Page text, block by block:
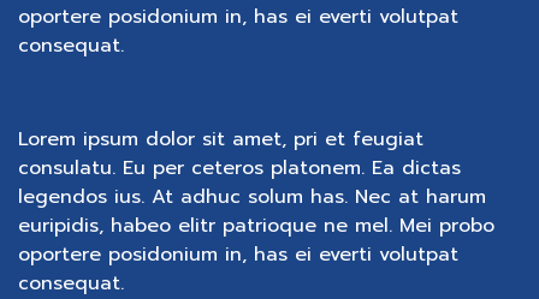
oportere posidonium in, has ei everti volutpat
consequat.
Lorem ipsum dolor sit amet, pri et feugiat
consulatu. Eu per ceteros platonem. Ea dictas
legendos ius. At adhuc solum has. Nec at harum
euripidis, habeo elitr patrioque ne mel. Mei probo
oportere posidonium in, has ei everti volutpat
consequat.